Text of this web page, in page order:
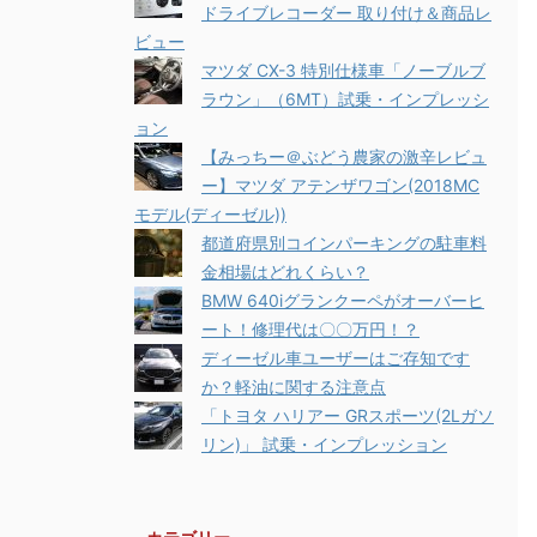
ドライブレコーダー 取り付け＆商品レ
ビュー
マツダ CX-3 特別仕様車「ノーブルブ
ラウン」（6MT）試乗・インプレッシ
ョン
【みっちー＠ぶどう農家の激辛レビュ
ー】マツダ アテンザワゴン(2018MC
モデル(ディーゼル))
都道府県別コインパーキングの駐車料
金相場はどれくらい？
BMW 640iグランクーペがオーバーヒ
ート！修理代は〇〇万円！？
ディーゼル車ユーザーはご存知です
か？軽油に関する注意点
「トヨタ ハリアー GRスポーツ(2Lガソ
リン)」 試乗・インプレッション